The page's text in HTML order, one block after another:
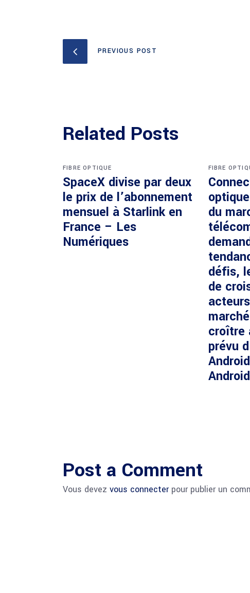
PREVIOUS POST
Related Posts
FIBRE OPTIQUE
SpaceX divise par deux
le prix de l’abonnement
mensuel à Starlink en
France – Les
Numériques
FIBRE
du
défis,
de
croître
prévu
Post a Comment
Vous devez vous connecterpour publier un